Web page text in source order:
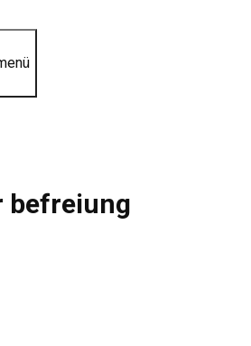
befreiung